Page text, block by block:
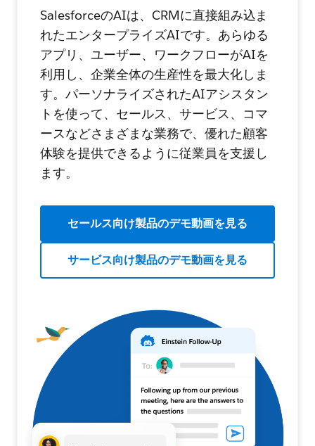
SalesforceのAIは、CRMに直接組み込ま
れたエンタープライズAIです。あらゆる
アプリ、ユーザー、ワークフローがAIを
利用し、企業全体の生産性を最大化しま
す。パーソナライズされたAIアシスタン
トを使って、セールス、サービス、コマ
ースなどさまざまな業務で、優れた顧客
体験を提供できるように従業員を支援し
ます。
セールス向け製品のデモ動画を見る
サービス向け製品のデモ動画を見る